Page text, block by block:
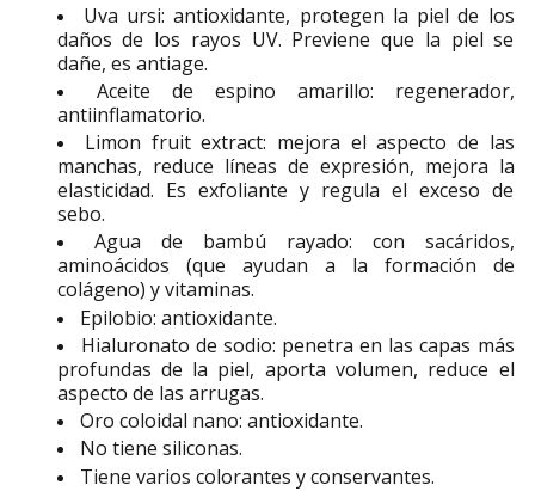
Uva ursi: antioxidante, protegen la piel de los
daños de los rayos UV. Previene que la piel se
dañe, es antiage.
Aceite de espino amarillo: regenerador,
antiinflamatorio.
Limon fruit extract: mejora el aspecto de las
manchas, reduce líneas de expresión, mejora la
elasticidad. Es exfoliante y regula el exceso de
sebo.
Agua de bambú rayado: con sacáridos,
aminoácidos (que ayudan a la formación de
colágeno) y vitaminas.
Epilobio: antioxidante.
Hialuronato de sodio: penetra en las capas más
profundas de la piel, aporta volumen, reduce el
aspecto de las arrugas.
Oro coloidal nano: antioxidante.
No tiene siliconas.
Tiene varios colorantes y conservantes.